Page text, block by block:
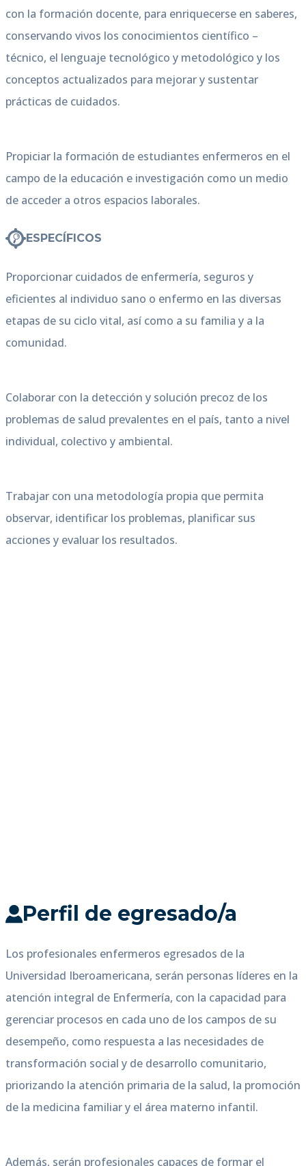
con la formación docente, para enriquecerse en saberes,
conservando vivos los conocimientos científico –
técnico, el lenguaje tecnológico y metodológico y los
conceptos actualizados para mejorar y sustentar
prácticas de cuidados.
Propiciar la formación de estudiantes enfermeros en el
campo de la educación e investigación como un medio
de acceder a otros espacios laborales.
ESPECÍFICOS
Proporcionar cuidados de enfermería, seguros y
eficientes al individuo sano o enfermo en las diversas
etapas de su ciclo vital, así como a su familia y a la
comunidad.
Colaborar con la detección y solución precoz de los
problemas de salud prevalentes en el país, tanto a nivel
individual, colectivo y ambiental.
Trabajar con una metodología propia que permita
observar, identificar los problemas, planificar sus
acciones y evaluar los resultados.
Perfil de egresado/a
Los profesionales enfermeros egresados de la
Universidad Iberoamericana, serán personas líderes en la
atención integral de Enfermería, con la capacidad para
gerenciar procesos en cada uno de los campos de su
desempeño, como respuesta a las necesidades de
transformación social y de desarrollo comunitario,
priorizando la atención primaria de la salud, la promoción
de la medicina familiar y el área materno infantil.
Además, serán profesionales capaces de formar el